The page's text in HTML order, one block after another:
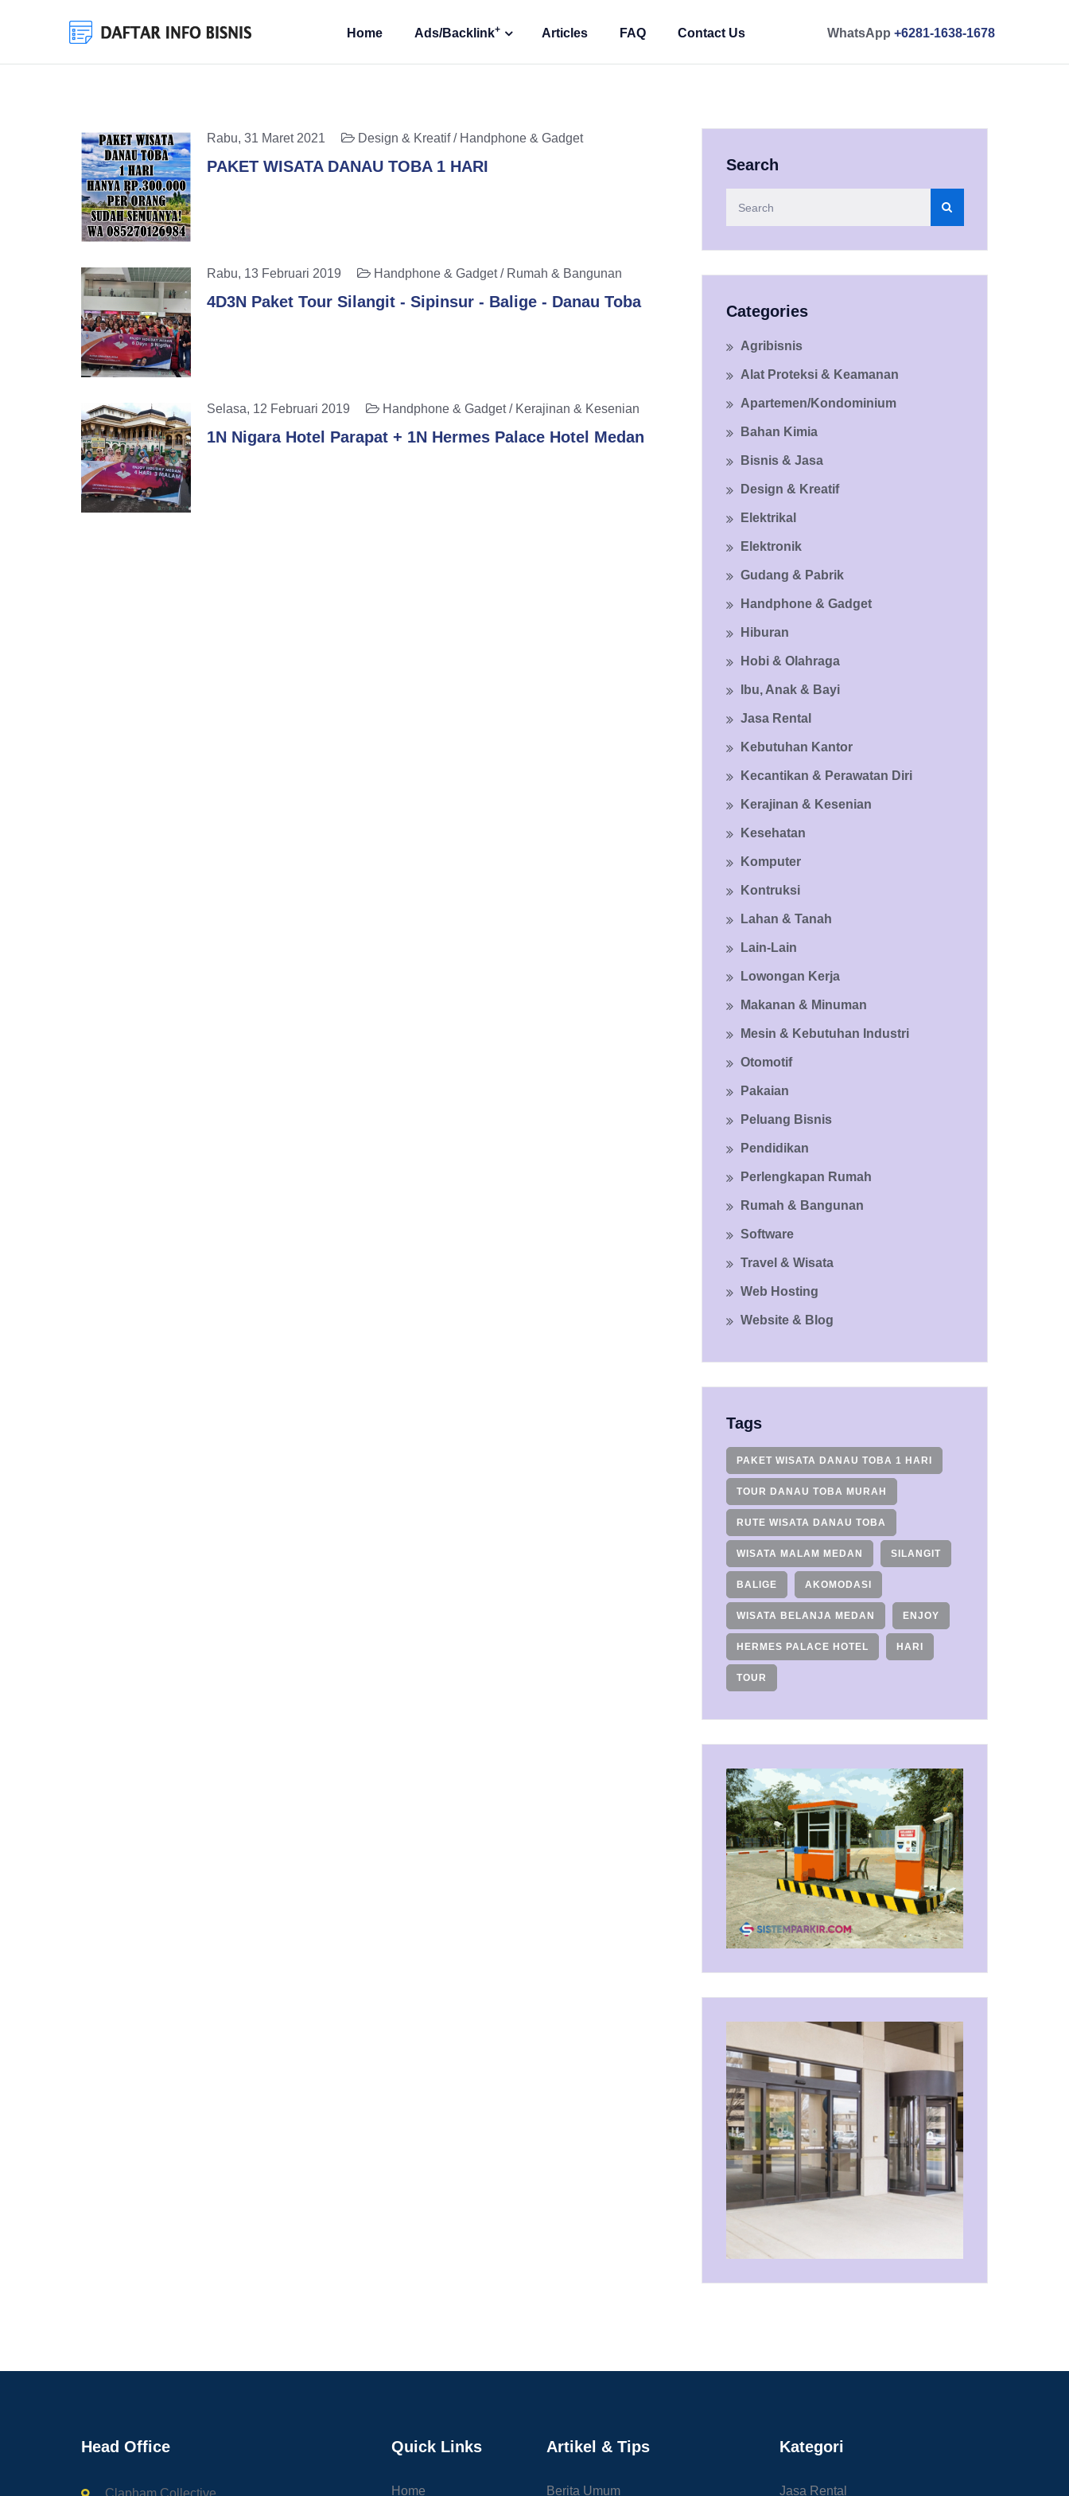
Home Ads/Backlink+ Articles FAQ Contact Us WhatsApp +6281-1638-1678
Rabu, 31 Maret 2021 Design & Kreatif / Handphone & Gadget
PAKET WISATA DANAU TOBA 1 HARI
Rabu, 13 Februari 2019 Handphone & Gadget / Rumah & Bangunan
4D3N Paket Tour Silangit - Sipinsur - Balige - Danau Toba
Selasa, 12 Februari 2019 Handphone & Gadget / Kerajinan & Kesenian
1N Nigara Hotel Parapat + 1N Hermes Palace Hotel Medan
Search
Categories
Agribisnis
Alat Proteksi & Keamanan
Apartemen/Kondominium
Bahan Kimia
Bisnis & Jasa
Design & Kreatif
Elektrikal
Elektronik
Gudang & Pabrik
Handphone & Gadget
Hiburan
Hobi & Olahraga
Ibu, Anak & Bayi
Jasa Rental
Kebutuhan Kantor
Kecantikan & Perawatan Diri
Kerajinan & Kesenian
Kesehatan
Komputer
Kontruksi
Lahan & Tanah
Lain-Lain
Lowongan Kerja
Makanan & Minuman
Mesin & Kebutuhan Industri
Otomotif
Pakaian
Peluang Bisnis
Pendidikan
Perlengkapan Rumah
Rumah & Bangunan
Software
Travel & Wisata
Web Hosting
Website & Blog
Tags
PAKET WISATA DANAU TOBA 1 HARI
TOUR DANAU TOBA MURAH
RUTE WISATA DANAU TOBA
WISATA MALAM MEDAN SILANGIT
BALIGE AKOMODASI
WISATA BELANJA MEDAN ENJOY
HERMES PALACE HOTEL HARI
TOUR
Head Office
Clapham Collective
Quick Links
Home
Artikel & Tips
Berita Umum
Kategori
Jasa Rental